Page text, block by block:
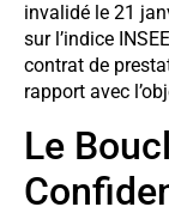
invalidé le 21
sur l’indice
contrat de
rapport avec
Le